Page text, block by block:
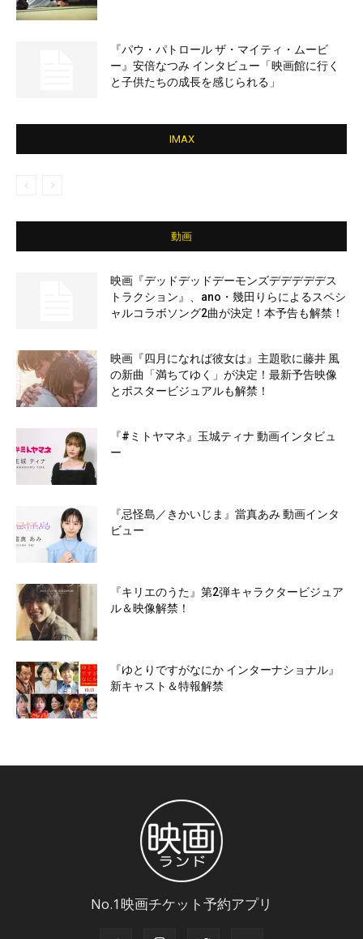
『パウ・パトロール ザ・マイティ・ムービ
ー』安倍なつみ インタビュー「映画館に行く
と子供たちの成長を感じられる」
IMAX
動画
映画『デッドデッドデーモンズデデデデデス
トラクション』、ano・幾田りらによるスペシ
ャルコラボソング2曲が決定！本予告も解禁！
映画『四月になれば彼女は』主題歌に藤井 風
の新曲「満ちてゆく」が決定！最新予告映像
とポスタービジュアルも解禁！
『#ミトヤマネ』玉城ティナ 動画インタビュ
ー
『忌怪島／きかいじま』當真あみ 動画インタ
ビュー
『キリエのうた』第2弾キャラクタービジュア
ル＆映像解禁！
『ゆとりですがなにか インターナショナル』
新キャスト＆特報解禁
No.1映画チケット予約アプリ